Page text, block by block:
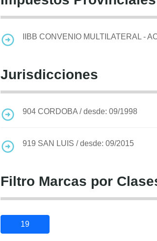
IIBB CONVENIO MULTILATERAL -
Jurisdicciones
904 CORDOBA /desde: 09/1998
919 SAN LUIS /desde: 09/2015
Filtro Marcas por
19